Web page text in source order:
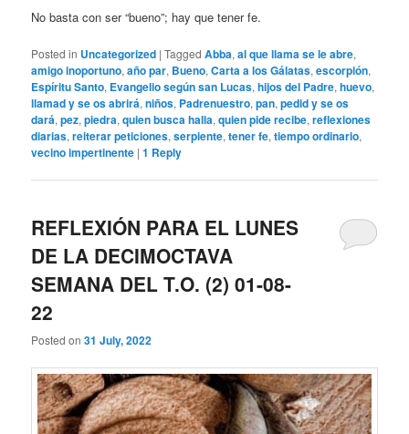
No basta con ser “bueno”; hay que tener fe.
Posted in Uncategorized |Tagged Abba,al que llama se le abre,
amigo inoportuno,año par, Bueno,Carta a los Gálatas,escorpión,
Espíritu Santo, Evangelio según san Lucas,hijos del Padre,huevo,
llamad y se os abrirá,niños, Padrenuestro,pan,pedid y se os
dará,pez,piedra,quien busca halla,quien pide recibe,reflexiones
diarias,reiterar peticiones,serpiente,tener fe,tiempo ordinario,
vecino impertinente |1 Reply
REFLEXIÓN PARA EL LUNES
DE LA DECIMOCTAVA
SEMANA DEL T.O. (2) 01-08-
22
Posted on31 July, 2022